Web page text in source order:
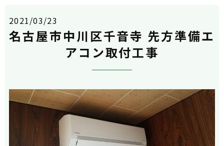
2021/03/23
名古屋市中川区千音寺 先方準備エ
アコン取付工事